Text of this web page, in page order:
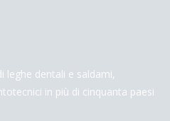
leghe dentali e saldami,
in più di cinquanta paesi